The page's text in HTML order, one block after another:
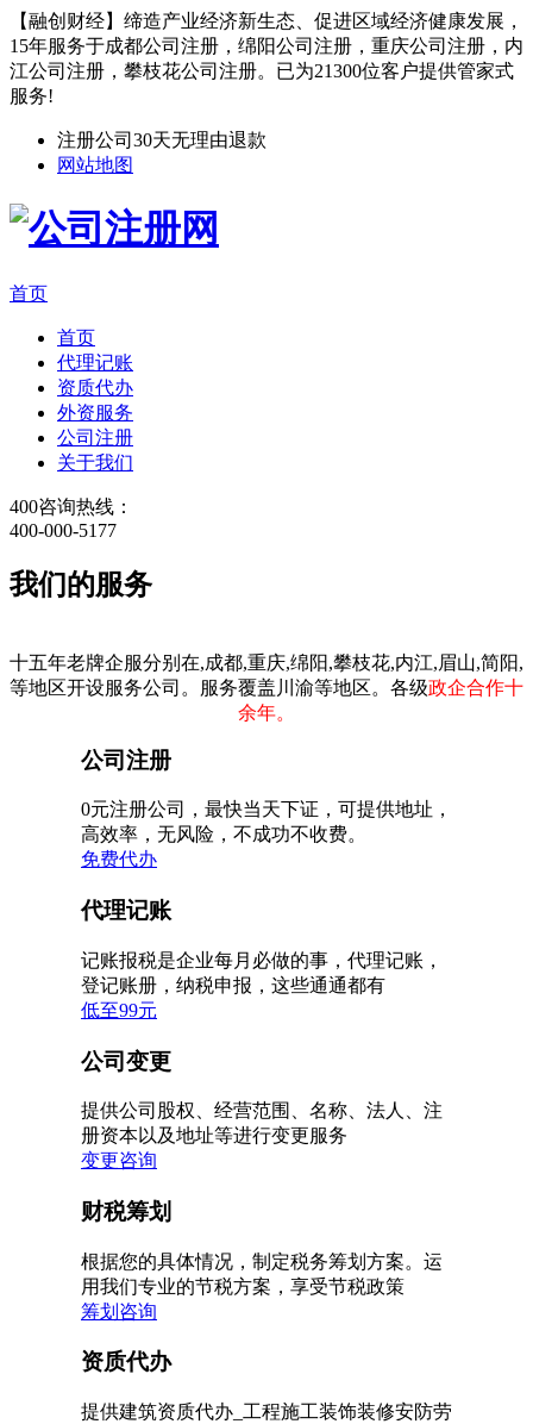
【融创财经】缔造产业经济新生态、促进区域经济健康发展，
15年服务于成都公司注册，绵阳公司注册，重庆公司注册，内
江公司注册，攀枝花公司注册。已为21300位客户提供管家式
服务!
注册公司30天无理由退款
网站地图
首页
首页
代理记账
资质代办
外资服务
公司注册
关于我们
400咨询热线：
400-000-5177
我们的服务
十五年老牌企服分别在,成都,重庆,绵阳,攀枝花,内江,眉山,简阳,
等地区开设服务公司。服务覆盖川渝等地区。各级政企合作十
余年。
公司注册
0元注册公司，最快当天下证，可提供地址，
高效率，无风险，不成功不收费。
免费代办
代理记账
记账报税是企业每月必做的事，代理记账，
登记账册，纳税申报，这些通通都有
低至99元
公司变更
提供公司股权、经营范围、名称、法人、注
册资本以及地址等进行变更服务
变更咨询
财税筹划
根据您的具体情况，制定税务筹划方案。运
用我们专业的节税方案，享受节税政策
筹划咨询
资质代办
提供建筑资质代办_工程施工装饰装修安防劳